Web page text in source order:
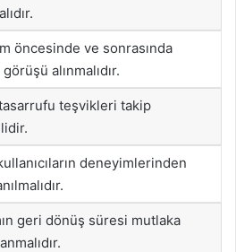
öncesinde ve sonrasında
alınmalıdır.
teşvikleri takip
deneyimlerinden
geri dönüş süresi mutlaka